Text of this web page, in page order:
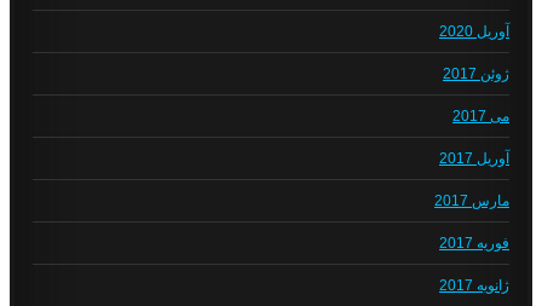
آوریل 2020
ژوئن 2017
می 2017
آوریل 2017
مارس 2017
فوریه 2017
ژانویه 2017